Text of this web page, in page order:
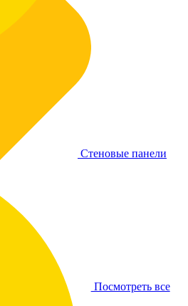
Посмотреть все
Стеновые панели